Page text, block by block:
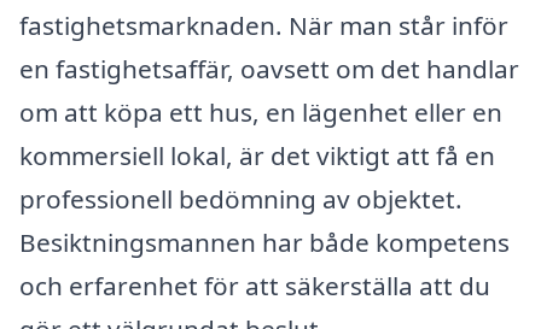
fastighetsmarknaden. När man står inför
en fastighetsaffär, oavsett om det handlar
om att köpa ett hus, en lägenhet eller en
kommersiell lokal, är det viktigt att få en
professionell bedömning av objektet.
Besiktningsmannen har både kompetens
och erfarenhet för att säkerställa att du